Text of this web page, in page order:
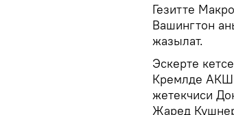
Гезитте
Вашингтон
жазылат.
Эскерте
Кремлде
жетекчиси
Жаред